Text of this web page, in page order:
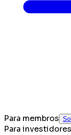
Para membros
Para investidores